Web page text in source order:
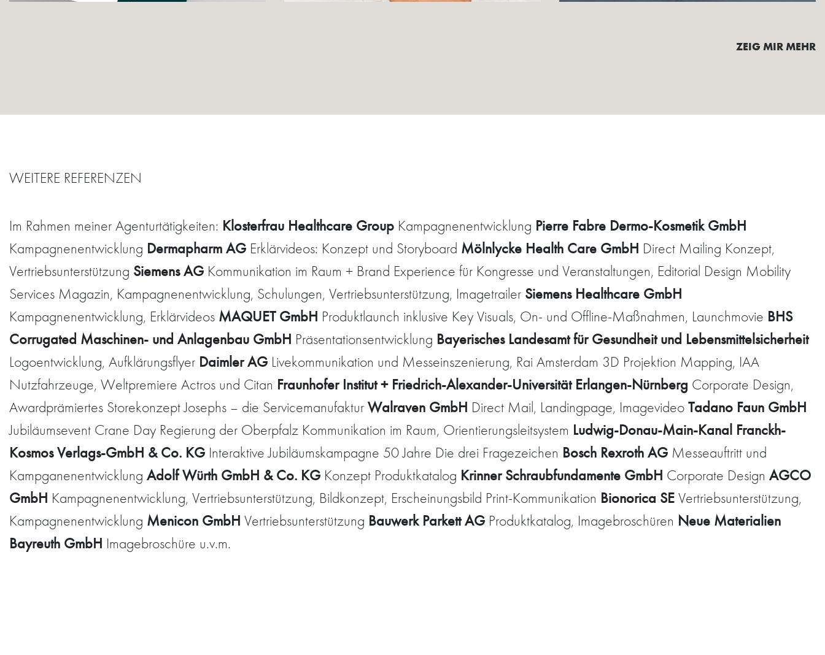
ZEIG MIR MEHR
WEITERE REFERENZEN
Im Rahmen meiner Agenturtätigkeiten: Klosterfrau Healthcare Group Kampagnenentwicklung Pierre Fabre Dermo-Kosmetik GmbH
Kampagnenentwicklung Dermapharm AG Erklärvideos: Konzept und Storyboard Mölnlycke Health Care GmbH Direct Mailing Konzept,
Vertriebsunterstützung Siemens AG Kommunikation im Raum + Brand Experience für Kongresse und Veranstaltungen, Editorial Design Mobility
Services Magazin, Kampagnenentwicklung, Schulungen, Vertriebsunterstützung, Imagetrailer Siemens Healthcare GmbH
Kampagnenentwicklung, Erklärvideos MAQUET GmbH Produktlaunch inklusive Key Visuals, On- und Offline-Maßnahmen, Launchmovie BHS
Corrugated Maschinen- und Anlagenbau GmbH Präsentationsentwicklung Bayerisches Landesamt für Gesundheit und Lebensmittelsicherheit
Logoentwicklung, Aufklärungsflyer Daimler AG Livekommunikation und Messeinszenierung, Rai Amsterdam 3D Projektion Mapping, IAA
Nutzfahrzeuge, Weltpremiere Actros und Citan Fraunhofer Institut + Friedrich-Alexander-Universität Erlangen-Nürnberg Corporate Design,
Awardprämiertes Storekonzept Josephs – die Servicemanufaktur Walraven GmbH Direct Mail, Landingpage, Imagevideo Tadano Faun GmbH
Jubiläumsevent Crane Day Regierung der Oberpfalz Kommunikation im Raum, Orientierungsleitsystem Ludwig-Donau-Main-Kanal Franckh-
Kosmos Verlags-GmbH & Co. KG Interaktive Jubiläumskampagne 50 Jahre Die drei Fragezeichen Bosch Rexroth AG Messeauftritt und
Kampganenentwicklung Adolf Würth GmbH & Co. KG Konzept Produktkatalog Krinner Schraubfundamente GmbH Corporate Design AGCO
GmbH Kampagnenentwicklung, Vertriebsunterstützung, Bildkonzept, Erscheinungsbild Print-Kommunikation Bionorica SE Vertriebsunterstützung,
Kampagnenentwicklung Menicon GmbH Vertriebsunterstützung Bauwerk Parkett AG Produktkatalog, Imagebroschüren Neue Materialien
Bayreuth GmbH Imagebroschüre u.v.m.